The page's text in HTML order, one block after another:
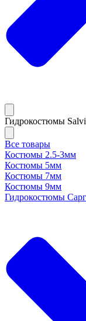
Гидрокостюмы
Все товары
Костюмы 2.5-3мм
Костюмы 5мм
Костюмы 7мм
Костюмы 9мм
Гидрокостюмы